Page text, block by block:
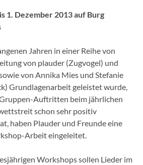
1. Dezember 2013 auf Burg
Jahren in einer Reihe von
von plauder (Zugvogel) und
von Annika Mies und Stefanie
Grundlagenarbeit geleistet wurde,
Auftritten beim jährlichen
schon sehr positiv
haben Plauder und Freunde eine
Arbeit eingeleitet.
Workshops sollen Lieder im